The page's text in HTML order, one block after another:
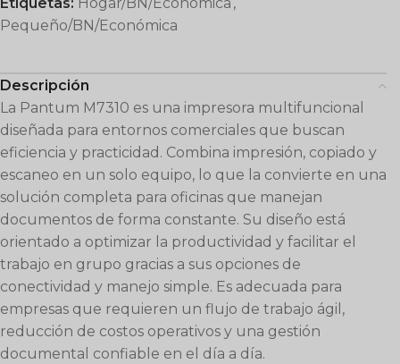
Etiquetas: Hogar/BN/Económica ,
Pequeño/BN/Económica
Descripción
La Pantum M7310 es una impresora multifuncional
diseñada para entornos comerciales que buscan
eficiencia y practicidad. Combina impresión, copiado y
escaneo en un solo equipo, lo que la convierte en una
solución completa para oficinas que manejan
documentos de forma constante. Su diseño está
orientado a optimizar la productividad y facilitar el
trabajo en grupo gracias a sus opciones de
conectividad y manejo simple. Es adecuada para
empresas que requieren un flujo de trabajo ágil,
reducción de costos operativos y una gestión
documental confiable en el día a día.